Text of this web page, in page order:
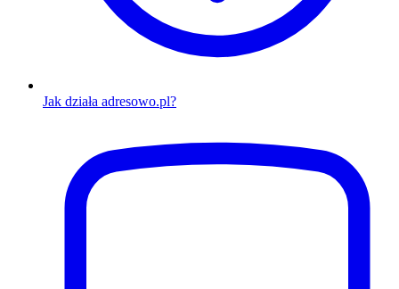
Jak działa adresowo.pl?